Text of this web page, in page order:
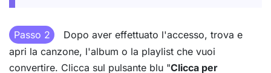
Passo 2
Dopo aver effettuato l'accesso, trova e
apri la canzone, l'album o la playlist che vuoi
convertire. Clicca sul pulsante blu "Clicca per